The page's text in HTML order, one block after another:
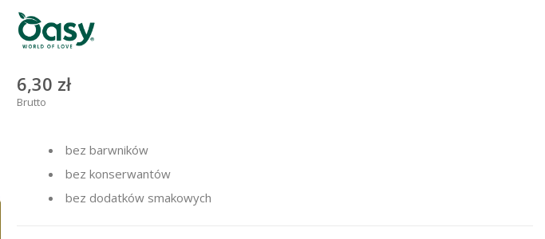
6,30 zł
Brutto
bez barwników
bez konserwantów
bez dodatków smakowych